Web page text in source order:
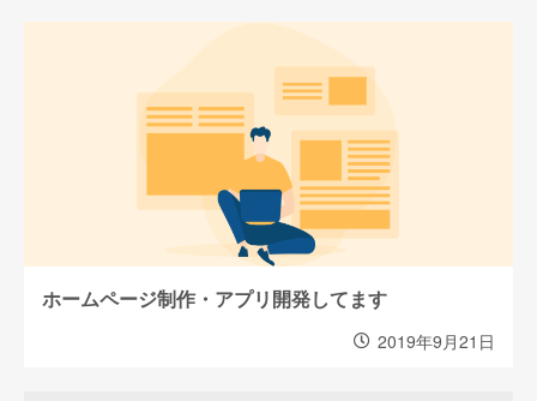
ホームページ制作・アプリ開発してます
2019年9月21日